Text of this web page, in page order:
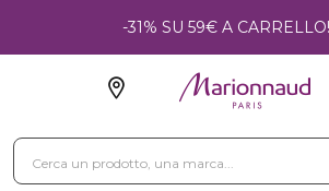
-31% SU 59€ A CARRELLO!